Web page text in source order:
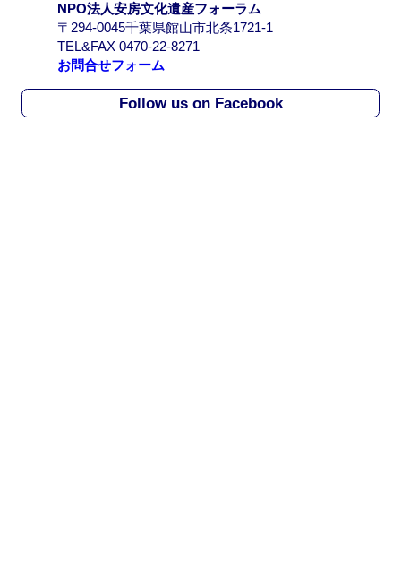
A
r
c
h
i
NPO法人安房文化遺産フォーラム
〒294-0045千葉県館山市北条1721-1
TEL&FAX 0470-22-8271
お問合せフォーム
Follow us on Facebook